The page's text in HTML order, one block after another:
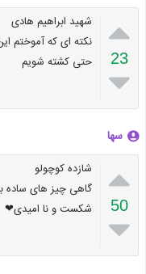

23

شهید ابراهیم هادی
نکته ای که آموختم
حتی کشته شویم
سها

50

شازده کوچولو
گاهی چیز های ساده
شکست و نا امیدی❤